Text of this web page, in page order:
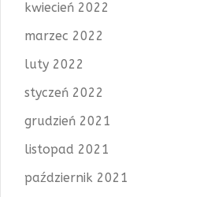
kwiecień 2022
marzec 2022
luty 2022
styczeń 2022
grudzień 2021
listopad 2021
październik 2021